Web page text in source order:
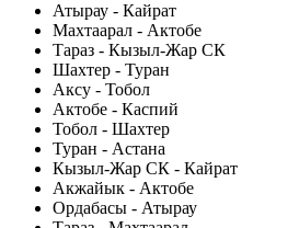
Атырау - Кайрат
Махтаарал - Актобе
Тараз - Кызыл-Жар СК
Шахтер - Туран
Аксу - Тобол
Актобе - Каспий
Тобол - Шахтер
Туран - Астана
Кызыл-Жар СК - Кайрат
Акжайык - Актобе
Ордабасы - Атырау